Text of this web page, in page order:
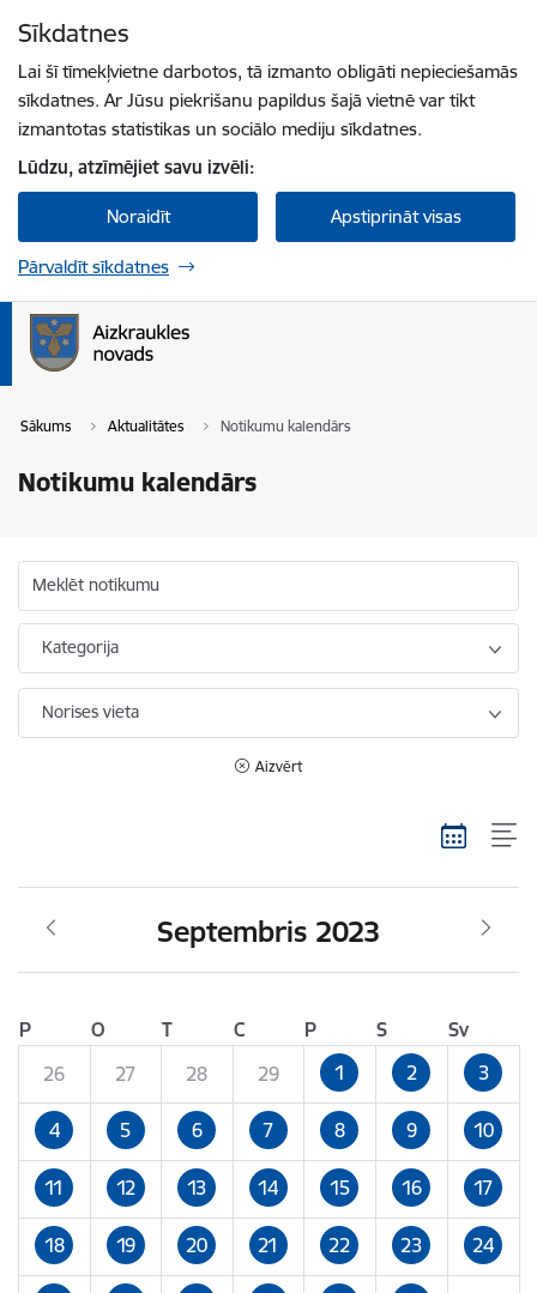
Sīkdatnes
Lai šī tīmekļvietne darbotos, tā izmanto obligāti nepieciešamās
sīkdatnes. Ar Jūsu piekrišanu papildus šajā vietnē var tikt
izmantotas statistikas un sociālo mediju sīkdatnes.
Lūdzu, atzīmējiet savu izvēli:
Noraidīt Apstiprināt visas
Pārvaldīt sīkdatnes
Sākums Aktualitātes Notikumu kalendārs
Notikumu kalendārs
Meklēt notikumu
Kategorija
Norises vieta
Aizvērt
Septembris 2023
P O T C P S
Sv
26
27 28 29 1 2 3
4 5 6 7 8 9 10
11 12 13 14 15 16 17
18 19 20 21 22 23 24